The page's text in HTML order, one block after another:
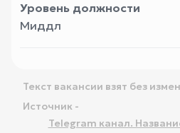
Уровень должности
Миддл
Текст вакансии взят без
Источник -
Telegram канал.